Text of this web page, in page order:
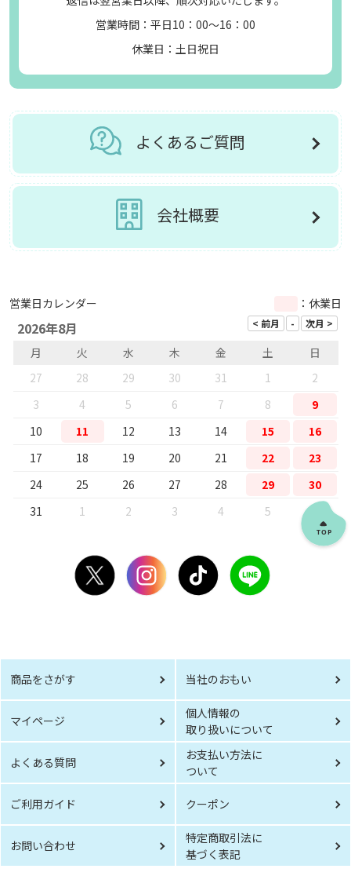
営業時間：平日10：00～16：00
休業日：土日祝日
よくあるご質問
会社概要
営業日カレンダー ：休業日
2026年8月
月 火 水 木 金 土
日
27
28 29 30 31 1
2
3
4 5 6 7 8
9
10
11 12 13 14 15
16
17
18 19 20 21 22
23
24
25 26 27 28 29
30
31
1 2 3 4 5
商品をさがす 当社のおもい
マイページ
個人情報の
取り扱いについて
よくある質問
お支払い方法に
ついて
ご利用ガイド クーポン
お問い合わせ
特定商取引法に
基づく表記